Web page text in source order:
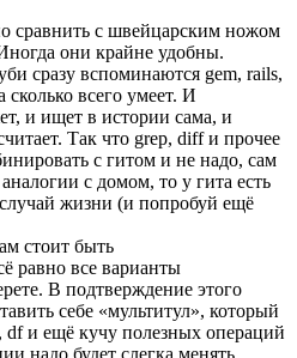
сравнить с швейцарским ножом
они крайне удобны.
сразу вспоминаются gem, rails,
всего умеет. И
и ищет в истории сама, и
Так что grep, diff и прочее
с гитом и не надо, сам
с домом, то у гита есть
жизни (и попробуй ещё
стоит быть
равно все варианты
В подтверждение этого
себе «мультитул», который
df и ещё кучу полезных операций